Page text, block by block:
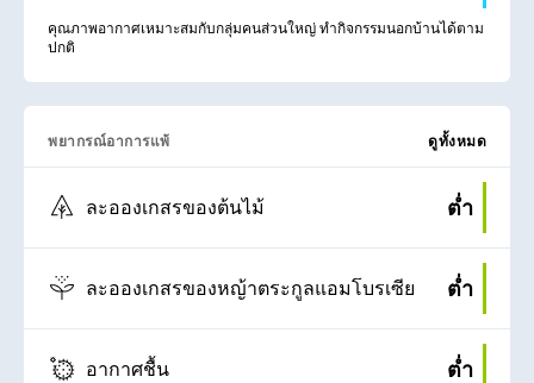
คุณภาพอากาศเหมาะสมกับกลุ่มคนส่วนใหญ่ ทำกิจกรรมนอกบ้านได้ตาม
ปกติ
พยากรณ์อาการแพ้ ดูทั้งหมด
ละอองเกสรของต้นไม้ ต่ำ
ละอองเกสรของหญ้าตระกูลแอมโบรเซีย ต่ำ
อากาศชื้น ต่ำ